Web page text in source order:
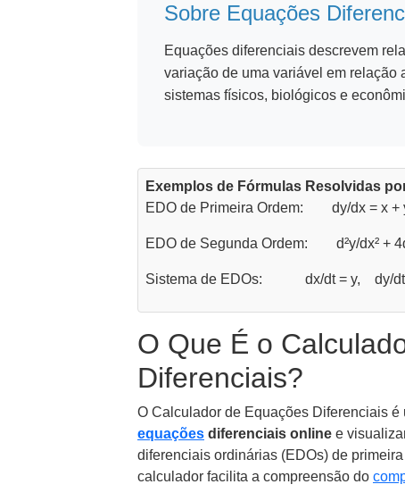
Sobre Equações
Equações diferenciais descrevem
variação de uma variável em relação
sistemas físicos, biológicos e
Exemplos de Fórmulas Resolvidas
EDO de Primeira Ordem: dy/dx = x +
EDO de Segunda Ordem: d²y/dx² +
Sistema de EDOs: dx/dt = y, dy/dt
O Que É o
Diferenciais?
O Calculador de Equações Diferenciais
equações diferenciais online e
diferenciais ordinárias (EDOs) de
calculador facilita a compreensão do